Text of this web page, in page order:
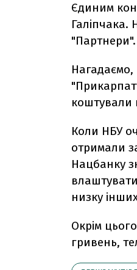
Єдиним
Галіпчака.
"Партнери".
Нагадаємо,
коштували
Коли НБУ
отримали
Нацбанку
низку
Окрім
гривень,